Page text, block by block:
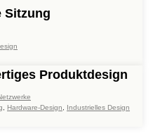
Sitzung
Produktdesign
Hardware-Design Industrielles Design